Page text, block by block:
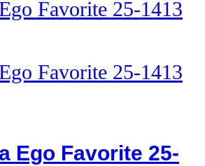
Ego Favorite 25-